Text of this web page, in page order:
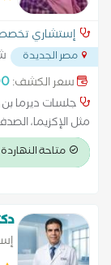
إستشاري
مصر الجديدة
سعر الكشف:
جلسات ديرما
مثل الإكزيما،
تشخيص الأمراض
مع الحساسية
تشخيص أمراض
متاحة النهاردة من